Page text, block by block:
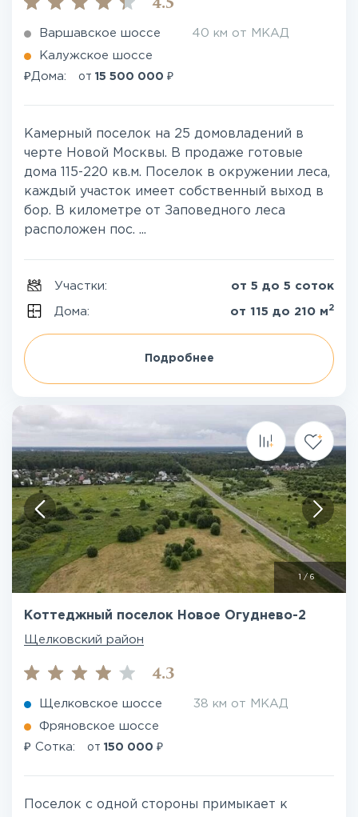
4.5
Варшавское шоссе 40 км от МКАД
Калужское шоссе
₽Дома: от 15 500 000 ₽
Камерный поселок на 25 домовладений в
черте Новой Москвы. В продаже готовые
дома 115-220 кв.м. Поселок в окружении леса,
каждый участок имеет собственный выход в
бор. В километре от Заповедного леса
расположен пос. ...
Участки: от 5 до 5 соток
Дома: от 115 до 210 м 2
Подробнее
/6
Коттеджный поселок Новое Огуднево-2
Щелковский район
4.3
Щелковское шоссе 38 км от МКАД
Фряновское шоссе
₽ Сотка: от 150 000 ₽
Поселок с одной стороны примыкает к